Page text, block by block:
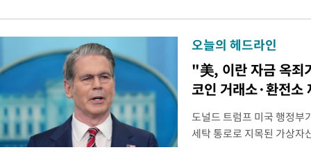
오늘의 헤드라인
"美, 이란 자금 옥죄
코인 거래소·환전소
도널드 트럼프 미국 행정부
세탁 통로로 지목된 가상자